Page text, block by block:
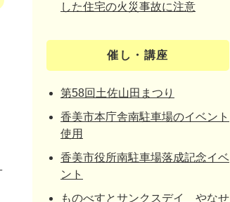
した住宅の火災事故に注意
催し・講座
第58回土佐山田まつり
香美市本庁舎南駐車場のイベント
使用
香美市役所南駐車場落成記念イベ
ント
ものべすとサンクスデイ やなせ